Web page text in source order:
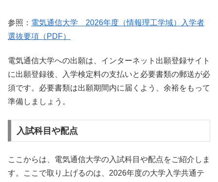
参照： 電気通信大学 2026年度（情報理工学域）入学者
選抜要項（PDF）
電気通信大学への出願は、インターネット出願登録サイト
に出願登録後、入学検定料の支払いと必要書類の郵送が必
須です。必要書類は出願期間内に届くよう、余裕をもって
準備しましょう。
入試科目や配点
ここからは、電気通信大学の入試科目や配点をご紹介しま
す。ここで取り上げるのは、2026年度の大学入学共通テ